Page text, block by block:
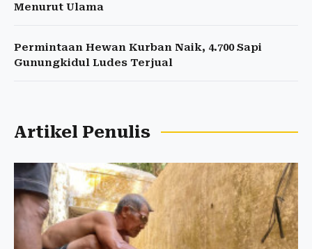
Menurut Ulama
Permintaan Hewan Kurban Naik, 4.700 Sapi
Gunungkidul Ludes Terjual
Artikel Penulis